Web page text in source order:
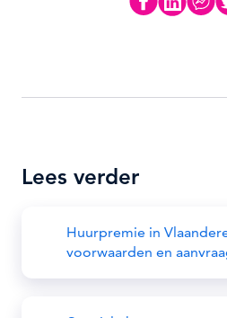
Lees verder
Huurpremie in
voorwaarden en